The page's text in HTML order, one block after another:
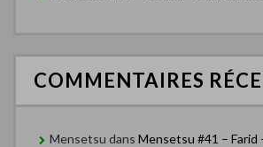
t
c
COMMENTAIRES
Mensetsu dans Mensetsu #41 – Farid